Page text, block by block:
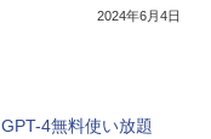
2024年6月4日
GPT-4無料使い放題